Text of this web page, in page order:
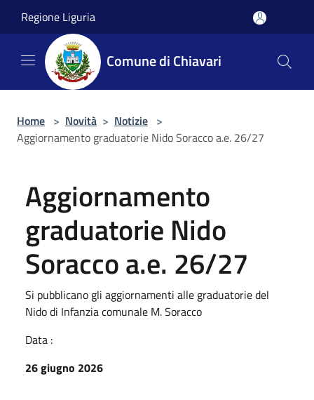
Regione Liguria
Comune di Chiavari
Home > Novità > Notizie >
Aggiornamento graduatorie Nido Soracco a.e. 26/27
Aggiornamento
graduatorie Nido
Soracco a.e. 26/27
Si pubblicano gli aggiornamenti alle graduatorie del
Nido di Infanzia comunale M. Soracco
Data :
26 giugno 2026